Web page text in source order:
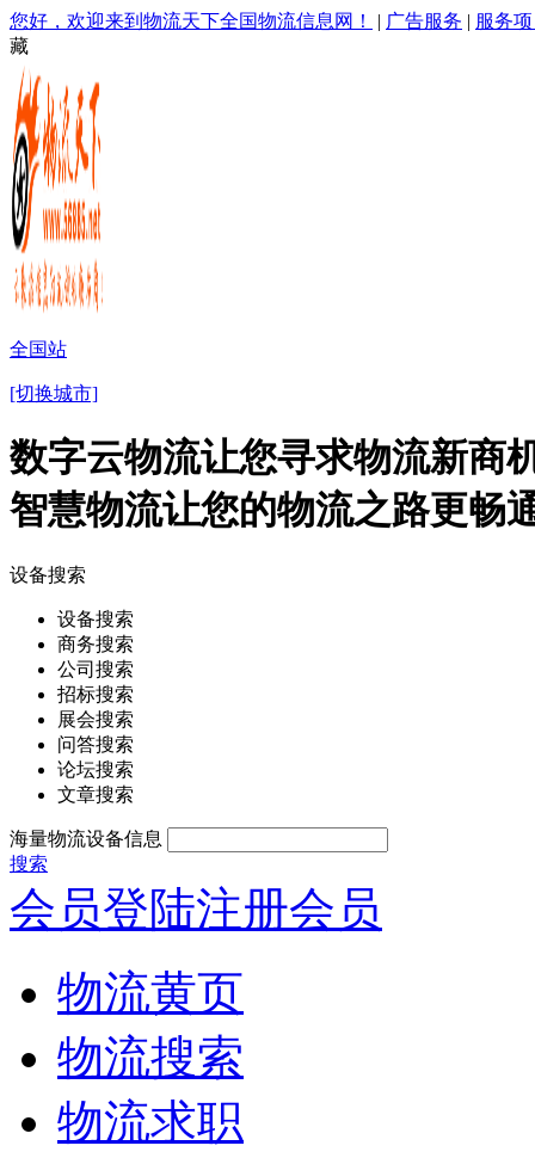
您好，欢迎来到物流天下全国物流信息网！ | 广告服务 | 服务
藏
全国站
[切换城市]
数字云物流让您寻求物流新商
智慧物流让您的物流之路更畅
设备搜索
设备搜索
商务搜索
公司搜索
招标搜索
展会搜索
问答搜索
论坛搜索
文章搜索
海量物流设备信息
搜索
会员登陆注册会员
物流黄页
物流搜索
物流求职